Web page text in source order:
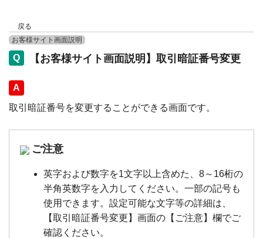
戻る
お客様サイト画面説明
【お客様サイト画面説明】取引暗証番号変更
回答
取引暗証番号を変更することができる画面です。
ご注意
英字および数字を1文字以上含めた、8～16桁の
半角英数字を入力してください。一部の記号も
使用できます。設定可能な文字等の詳細は、
【取引暗証番号変更】画面の【ご注意】欄でご
確認ください。